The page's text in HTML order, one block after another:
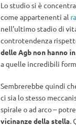
Lo studio si è
come appartenenti al
nell’ultimo stadio di
controtendenza
delle Agb non hanno
a quelle incredibili
Sembrerebbe quindi
ci sia lo stesso
spirale o ad arco –
vicinanze della stella.